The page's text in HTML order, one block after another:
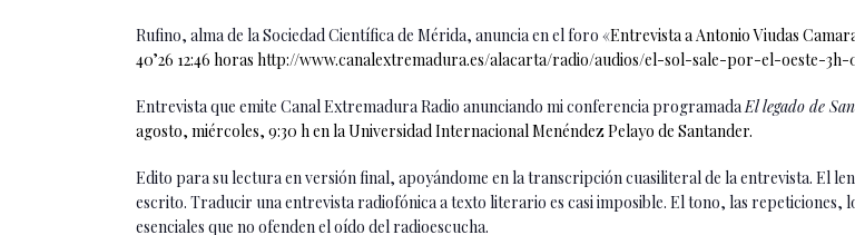
Rufino, alma de la Sociedad Científica de Mérida, anuncia en el foro «Entrevista a Antonio Viudas
40’26 12:46 horas http://www.canalextremadura.es/alacarta/radio/audios/el-sol-sale-por-el-oeste-3h-
Entrevista que emite Canal Extremadura Radio anunciando mi conferencia programadaEl legado de
agosto, miércoles, 9:30 h en la Universidad Internacional Menéndez Pelayo de Santander.
Edito para su lectura en versión final, apoyándome en la transcripción cuasiliteral de la entrevista. El
escrito. Traducir una entrevista radiofónica a texto literario es casi imposible. El tono, las repeticiones,
esenciales que no ofenden el oído del radioescucha.